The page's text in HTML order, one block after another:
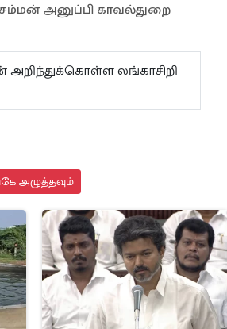
சம்மன் அனுப்பி காவல்துறை
அறிந்துக்கொள்ள லங்காசிறி
அழுத்தவும்